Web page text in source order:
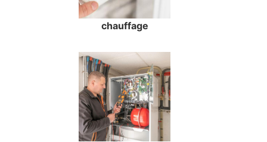
chauffage